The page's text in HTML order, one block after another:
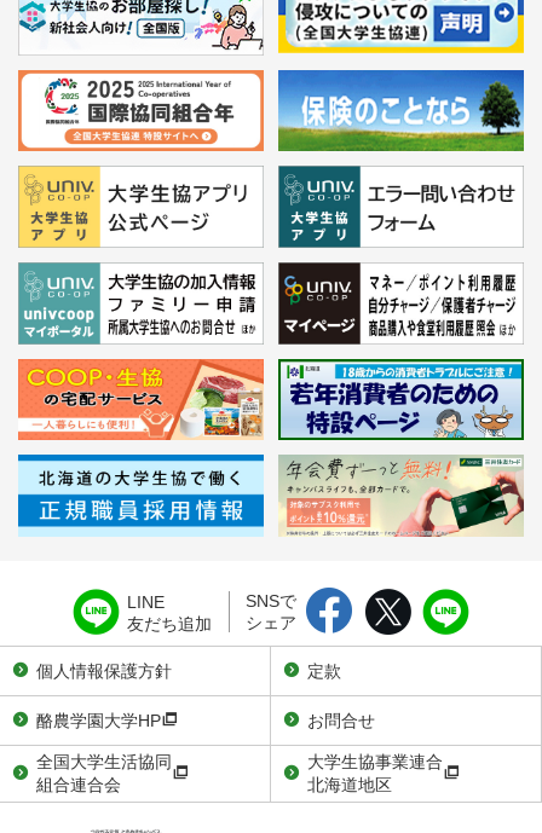
LINE
友だち追加
SNSで
シェア
個人情報保護方針
定款
酪農学園大学HP
お問合せ
全国大学生活協同
組合連合会
大学生協事業連合
北海道地区